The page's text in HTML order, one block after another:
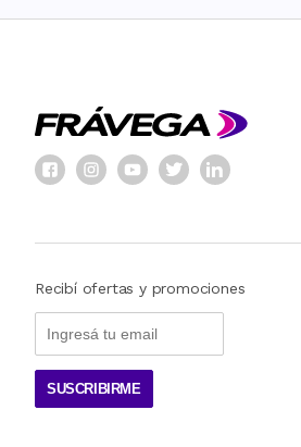
Recibí ofertas y promociones
SUSCRIBIRME